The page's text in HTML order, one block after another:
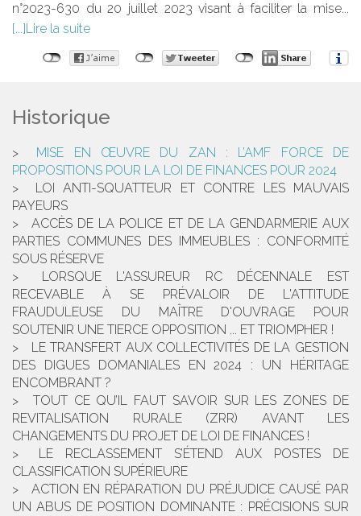
n°2023-630 du 20 juillet 2023 visant à faciliter la mise...
Lire la suite
Historique
MISE EN ŒUVRE DU ZAN : L’AMF FORCE DE
PROPOSITIONS POUR LA LOI DE FINANCES POUR 2024
LOI ANTI-SQUATTEUR ET CONTRE LES MAUVAIS
PAYEURS
ACCÈS DE LA POLICE ET DE LA GENDARMERIE AUX
PARTIES COMMUNES DES IMMEUBLES : CONFORMITÉ
SOUS RÉSERVE
LORSQUE L'ASSUREUR RC DÉCENNALE EST
RECEVABLE À SE PRÉVALOIR DE L'ATTITUDE
FRAUDULEUSE DU MAÎTRE D'OUVRAGE POUR
SOUTENIR UNE TIERCE OPPOSITION ... ET TRIOMPHER !
LE TRANSFERT AUX COLLECTIVITÉS DE LA GESTION
DES DIGUES DOMANIALES EN 2024 : UN HÉRITAGE
ENCOMBRANT ?
TOUT CE QU’IL FAUT SAVOIR SUR LES ZONES DE
REVITALISATION RURALE (ZRR) AVANT LES
CHANGEMENTS DU PROJET DE LOI DE FINANCES !
LE RECLASSEMENT S’ÉTEND AUX POSTES DE
CLASSIFICATION SUPÉRIEURE
ACTION EN RÉPARATION DU PRÉJUDICE CAUSÉ PAR
UN ABUS DE POSITION DOMINANTE : PRÉCISIONS SUR